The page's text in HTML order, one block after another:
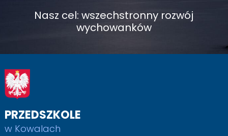
Nasz cel: wszechstronny rozwój
wychowanków
PRZEDSZKOLE
w Kowalach